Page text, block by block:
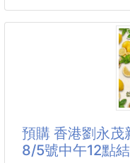
酸甜回甘的香氣在嘴
真的會讓人忍不住
⚠️一包有🔟片，共2️⃣
家裡的洗手台、水龍
預購 香港劉永
8/5號中午12點